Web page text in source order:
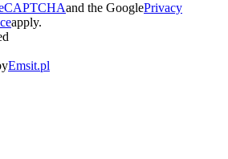
and the GooglePrivacy
apply.
Emsit.pl